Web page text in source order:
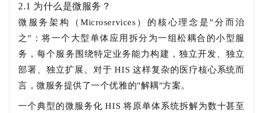
2.1 为什么是微服务？
微服务架构（Microservices）的核心理念是"分而治
之"：将一个大型单体应用拆分为一组松耦合的小型服
务，每个服务围绕特定业务能力构建，独立开发、独立
部署、独立扩展。对于 HIS 这样复杂的医疗核心系统而
言，微服务提供了一个优雅的"解耦"方案。
一个典型的微服务化 HIS 将原单体系统拆解为数十甚至